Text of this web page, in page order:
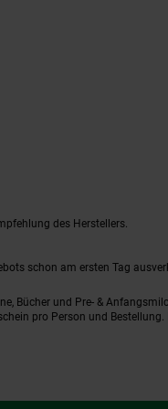
des Herstellers.
schon am ersten Tag
Bücher und Pre- &
pro Person und